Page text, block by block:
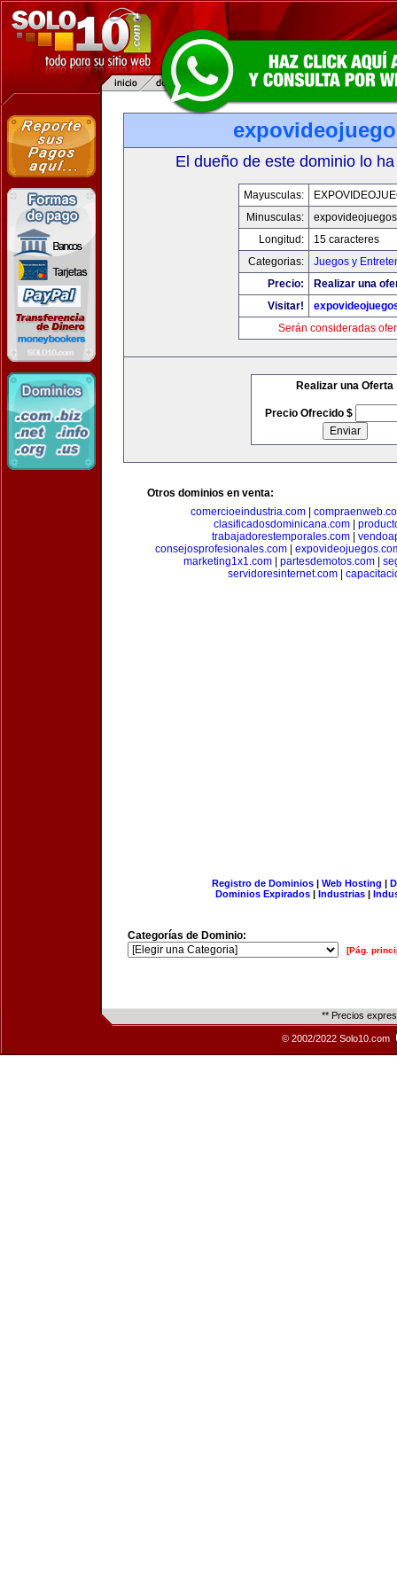
El dueño de este dominio lo
Mayusculas:
Minusculas:
Longitud:
15 caracteres
Categorias:
Juegos y
Precio:
Realizar una
Visitar!
Serán consideradas
Realizar una Oferta
Precio Ofrecido $
Otros dominios en venta:
comercioeindustria.com|
clasificadosdominicana.com
trabajadorestemporales.com
consejosprofesionales.com|
marketing1x1.com| partesdemotos.com|
servidoresinternet.com
Registro de Dominios| Web Hosting |
Dominios Expirados | Industrias |
Categorías de Dominio:
[Pág.
** Precios
© 2002/2022 Solo10.com